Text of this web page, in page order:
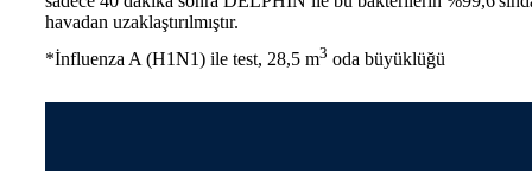
havadan uzaklaştırılmıştır.
*İnfluenza A (H1N1) ile test, 28,5 m3 oda büyüklüğü